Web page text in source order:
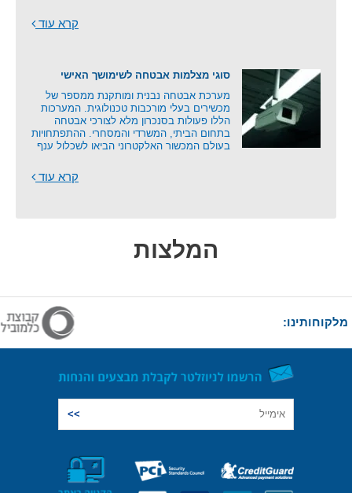
קרא עוד
סוגי מצלמות אבטחה לשימושך האישי
מערכת אבטחה נבנית ומותקנת ממספר של
מכשירים בעלי מורכבות טכנולוגית. המערכות
הללו פעולות בסנכרון מלא לצורכי אבטחה
בתחום הביתי, המשרדי והמסחרי. ההתפתחויות
בעולם המכשור האלקטרוני הביאו לשכלול ענף
קרא עוד
המלצות
מלקוחותינו: